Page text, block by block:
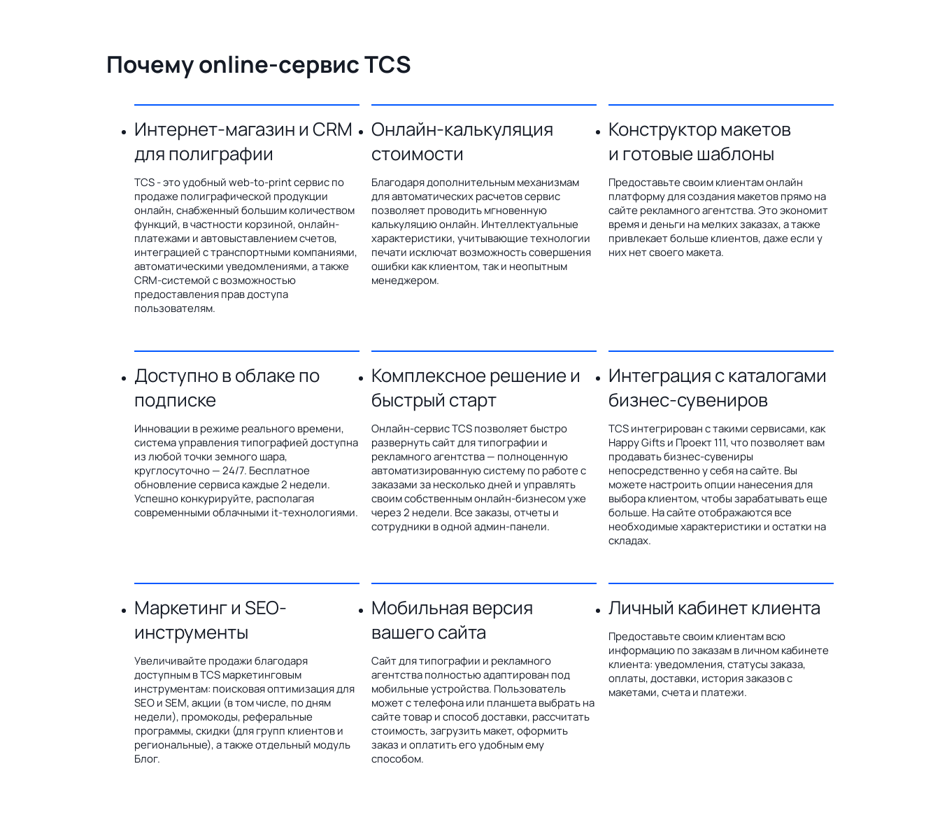
Почему online-сервис TCS
Интернет-магазин и CRM
для полиграфии
TCS - это удобный web-to-print сервис по
продаже полиграфической продукции
онлайн, снабженный большим количеством
функций, в частности корзиной, онлайн-
платежами и автовыставлением счетов,
интеграцией с транспортными компаниями,
автоматическими уведомлениями, а также
CRM-системой с возможностью
предоставления прав доступа
пользователям.
Онлайн-калькуляция
стоимости
Благодаря дополнительным механизмам
для автоматических расчетов сервис
позволяет проводить мгновенную
калькуляцию онлайн. Интеллектуальные
характеристики, учитывающие технологии
печати исключат возможность совершения
ошибки как клиентом, так и неопытным
менеджером.
Конструктор макетов
и готовые шаблоны
Предоставьте своим клиентам онлайн
платформу для создания макетов прямо на
сайте рекламного агентства. Это экономит
время и деньги на мелких заказах, а также
привлекает больше клиентов, даже если у
них нет своего макета.
Доступно в облаке по
подписке
Инновации в режиме реального времени,
система управления типографией доступна
из любой точки земного шара,
круглосуточно — 24/7. Бесплатное
обновление сервиса каждые 2 недели.
Успешно конкурируйте, располагая
современными облачными it-технологиями.
Комплексное решение и
быстрый старт
Онлайн-сервис TCS позволяет быстро
развернуть сайт для типографии и
рекламного агентства — полноценную
автоматизированную систему по работе с
заказами за несколько дней и управлять
своим собственным онлайн-бизнесом уже
через 2 недели. Все заказы, отчеты и
сотрудники в одной админ-панели.
Интеграция с каталогами
бизнес-сувениров
TCS интегрирован с такими сервисами, как
Happy Gifts и Проект 111, что позволяет вам
продавать бизнес-сувениры
непосредственно у себя на сайте. Вы
можете настроить опции нанесения для
выбора клиентом, чтобы зарабатывать еще
больше. На сайте отображаются все
необходимые характеристики и остатки на
складах.
Маркетинг и SEO-
инструменты
Увеличивайте продажи благодаря
доступным в TCS маркетинговым
инструментам: поисковая оптимизация для
SEO и SEM, акции (в том числе, по дням
недели), промокоды, реферальные
программы, скидки (для групп клиентов и
региональные), а также отдельный модуль
Блог.
Мобильная версия
вашего сайта
Сайт для типографии и рекламного
агентства полностью адаптирован под
мобильные устройства. Пользователь
может с телефона или планшета выбрать на
сайте товар и способ доставки, рассчитать
стоимость, загрузить макет, оформить
заказ и оплатить его удобным ему
способом.
Личный кабинет клиента
Предоставьте своим клиентам всю
информацию по заказам в личном кабинете
клиента: уведомления, статусы заказа,
оплаты, доставки, история заказов с
макетами, счета и платежи.